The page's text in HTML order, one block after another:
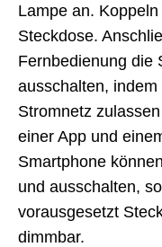
Lampe an.
Steckdose.
Fernbedienung die
ausschalten,
Stromnetz
einer App und
Smartphone
und ausschalten,
vorausgesetzt
dimmbar.